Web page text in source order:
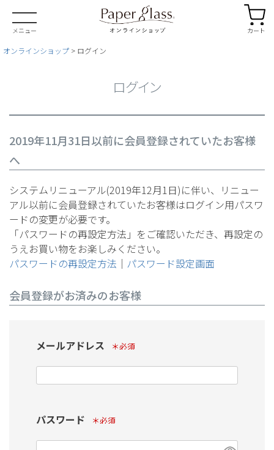
メニュー カート
オンラインショップ ログイン
ログイン
2019年11月31日以前に会員登録されていたお客様
へ
システムリニューアル(2019年12月1日)に伴い、リニュー
アル以前に会員登録されていたお客様はログイン用パスワ
ードの変更が必要です。
「パスワードの再設定方法」をご確認いただき、再設定の
うえお買い物をお楽しみください。
パスワードの再設定方法 ｜ パスワード設定画面
会員登録がお済みのお客様
メールアドレス
パスワード